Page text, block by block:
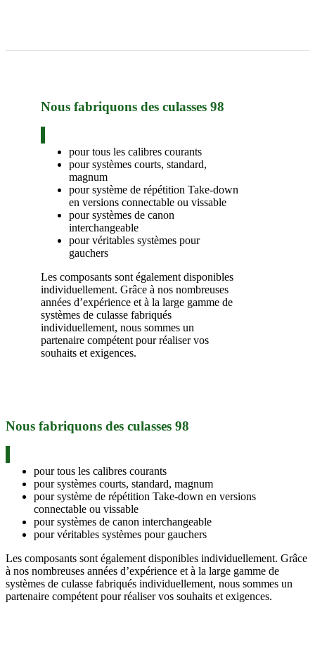
Nous fabriquons des culasses 98
pour tous les calibres courants
pour systèmes courts, standard,
magnum
pour système de répétition Take-down
en versions connectable ou vissable
pour systèmes de canon
interchangeable
pour véritables systèmes pour
gauchers
Les composants sont également disponibles
individuellement. Grâce à nos nombreuses
années d’expérience et à la large gamme de
systèmes de culasse fabriqués
individuellement, nous sommes un
partenaire compétent pour réaliser vos
souhaits et exigences.
Nous fabriquons des culasses 98
pour tous les calibres courants
pour systèmes courts, standard, magnum
pour système de répétition Take-down en versions
connectable ou vissable
pour systèmes de canon interchangeable
pour véritables systèmes pour gauchers
Les composants sont également disponibles individuellement. Grâce
à nos nombreuses années d’expérience et à la large gamme de
systèmes de culasse fabriqués individuellement, nous sommes un
partenaire compétent pour réaliser vos souhaits et exigences.